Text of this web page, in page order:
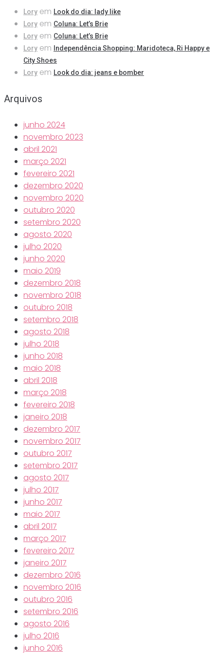
Lory em Look do dia: lady like
Lory em Coluna: Let’s Brie
Lory em Coluna: Let’s Brie
Lory em
Independência Shopping: Maridoteca, Ri Happy e
City Shoes
Lory em Look do dia: jeans e bomber
Arquivos
junho 2024
novembro 2023
abril 2021
março 2021
fevereiro 2021
dezembro 2020
novembro 2020
outubro 2020
setembro 2020
agosto 2020
julho 2020
junho 2020
maio 2019
dezembro 2018
novembro 2018
outubro 2018
setembro 2018
agosto 2018
julho 2018
junho 2018
maio 2018
abril 2018
março 2018
fevereiro 2018
janeiro 2018
dezembro 2017
novembro 2017
outubro 2017
setembro 2017
agosto 2017
julho 2017
junho 2017
maio 2017
abril 2017
março 2017
fevereiro 2017
janeiro 2017
dezembro 2016
novembro 2016
outubro 2016
setembro 2016
agosto 2016
julho 2016
junho 2016